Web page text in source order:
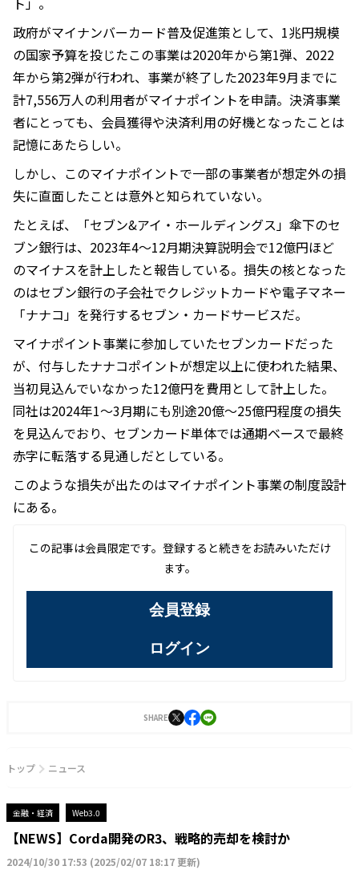
政府がマイナンバーカード普及促進策として、1兆円規模
の国家予算を投じたこの事業は2020年から第1弾、2022
年から第2弾が行われ、事業が終了した2023年9月までに
計7,556万人の利用者がマイナポイントを申請。決済事業
者にとっても、会員獲得や決済利用の好機となったことは
記憶にあたらしい。
しかし、このマイナポイントで一部の事業者が想定外の損
失に直面したことは意外と知られていない。
たとえば、「セブン&アイ・ホールディングス」傘下のセ
ブン銀行は、2023年4～12月期決算説明会で12億円ほど
のマイナスを計上したと報告している。損失の核となった
のはセブン銀行の子会社でクレジットカードや電子マネー
「ナナコ」を発行するセブン・カードサービスだ。
マイナポイント事業に参加していたセブンカードだった
が、付与したナナコポイントが想定以上に使われた結果、
当初見込んでいなかった12億円を費用として計上した。
同社は2024年1～3月期にも別途20億～25億円程度の損失
を見込んでおり、セブンカード単体では通期ベースで最終
赤字に転落する見通しだとしている。
このような損失が出たのはマイナポイント事業の制度設計
にある。
この記事は会員限定です。登録すると続きをお読みいただけ
ます。
会員登録
ログイン
SHARE
トップ ニュース
金融・経済 Web3.0
【NEWS】Corda開発のR3、戦略的売却を検討か
2024/10/30 17:53 (2025/02/07 18:17 更新)